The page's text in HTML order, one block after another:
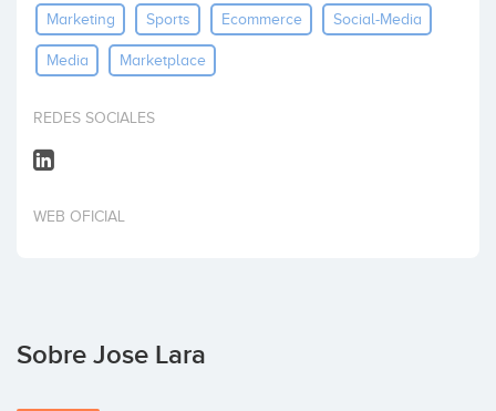
Invertir
Marketing Sports Ecommerce Social-Media
Media Marketplace
REDES SOCIALES
WEB OFICIAL
Sobre Jose Lara